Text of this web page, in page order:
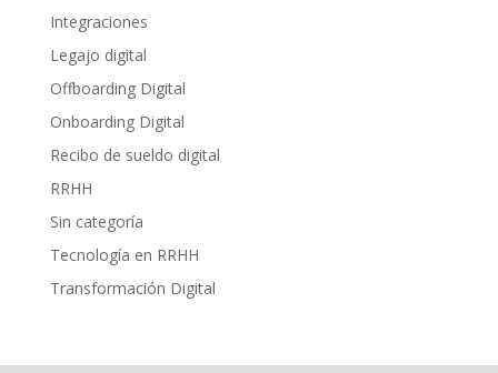
Integraciones
Legajo digital
Offboarding Digital
Onboarding Digital
Recibo de sueldo digital
RRHH
Sin categoría
Tecnología en RRHH
Transformación Digital